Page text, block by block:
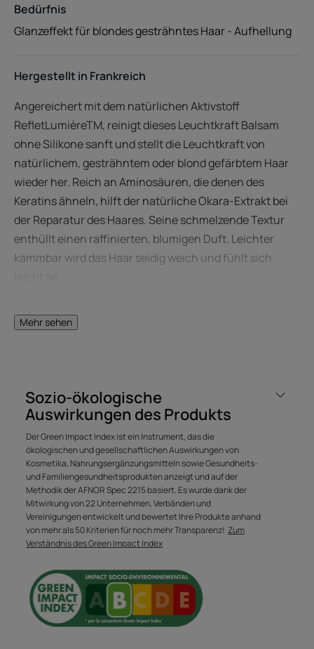
Bedürfnis
Glanzeffekt für blondes gesträhntes Haar - Aufhellung
Hergestellt in Frankreich
Angereichert mit dem natürlichen Aktivstoff
RefletLumièreTM, reinigt dieses Leuchtkraft Balsam
ohne Silikone sanft und stellt die Leuchtkraft von
natürlichem, gesträhntem oder blond gefärbtem Haar
wieder her. Reich an Aminosäuren, die denen des
Keratins ähneln, hilft der natürliche Okara-Extrakt bei
der Reparatur des Haares. Seine schmelzende Textur
enthüllt einen raffinierten, blumigen Duft. Leichter
kämmbar wird das Haar seidig weich und fühlt sich
Blondem Haar scheint es oft an
Geschmeidigkeit und Glanz zu
fehlen. Effektiv und ohne
Einwirkzeit belebt dieser
aufhellende Balsam blondes
Haar und verstärkt seine
Highlights.
Vorteil
Mehr sehen
Sozio-ökologische
Auswirkungen des Produkts
Der Green Impact Index ist ein Instrument, das die
ökologischen und gesellschaftlichen Auswirkungen von
Kosmetika, Nahrungsergänzungsmitteln sowie Gesundheits-
und Familiengesundheitsprodukten anzeigt und auf der
Methodik der AFNOR Spec 2215 basiert. Es wurde dank der
Mitwirkung von 22 Unternehmen, Verbänden und
Vereinigungen entwickelt und bewertet Ihre Produkte anhand
von mehr als 50 Kriterien für noch mehr Transparenz! Zum
Verständnis des Green Impact Index